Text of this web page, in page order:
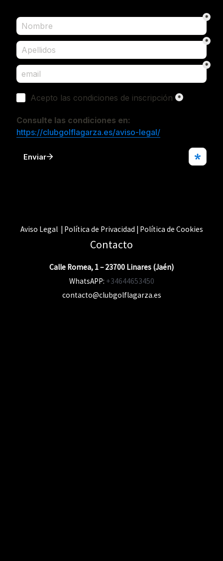
Aviso Legal | Política de Privacidad | Política de Cookies
Contacto
Calle Romea, 1 – 23700 Linares (Jaén)
WhatsAPP: +34644653450
contacto@clubgolflagarza.es